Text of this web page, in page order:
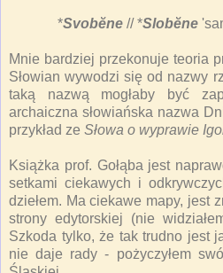
*Svobĕne// *Slobĕne
Mnie bardziej przekonuje teoria
Słowian wywodzi się od nazwy
taką nazwą mogłaby być
archaiczna słowiańska nazwa
przykład ze Słowa o wyprawie
Książka prof. Gołąba jest
setkami ciekawych i
dziełem. Ma ciekawe mapy, jest
strony edytorskiej (nie
Szkoda tylko, że tak trudno jest
nie daje rady - pożyczyłem